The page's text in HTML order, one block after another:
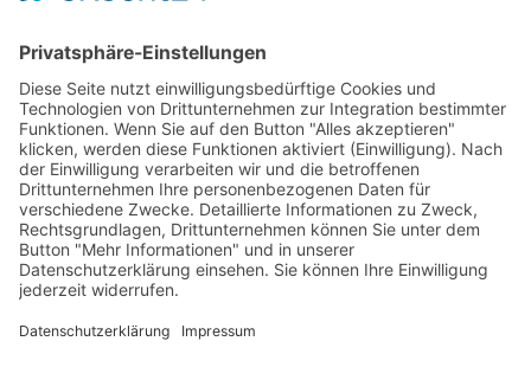
AWO Junge Plattform
Arbeit mit Behinderung
AWO Büro Kindermut
Kulturland Brandenburg
AWO Selbsthilfe
AWO eLearning
Kultur für JEDEN
AWO 1plus9
Dachverband Freie Suchtselbsthilfe
© 1990 - 2026 Arbeiterwohlfahrt Bezirksverband Potsdam e. V.